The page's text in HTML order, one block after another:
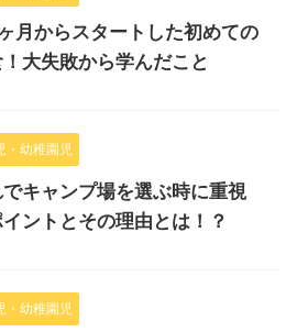
月からスタートした初めての
大失敗から学んだこと
・幼稚園児
キャンプ場を選ぶ時に重視
ントとその理由とは！？
・幼稚園児